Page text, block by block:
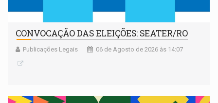
CONVOCAÇÃO DAS ELEIÇÕES: SEATER/RO
Publicações Legais 06 de Agosto de 2026 às 14:07